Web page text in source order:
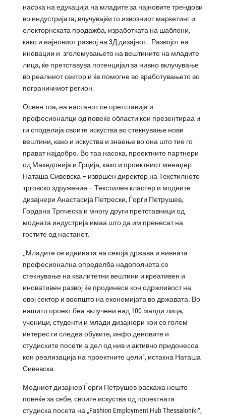
насока на едукација на младите за најновите трендови
во индустријата, влучувајќи го извозниот маркетинг и
електорнската продажба, изработката на шаблони,
како и најновиот развој на 3Д дизајнот. Развојот на
иновации и зголемувањето на вештините на младите
лица, ќе претставува потенцијал за нивно вклучување
во реалниот сектор и ќе помогне во вработувањето во
пограничниот регион.
Освен тоа, на настанот се претставија и
професионалци од повеќе области кои презентираа и
ги споделија своите искуства во стекнување нови
вештини, како и искуства и знаење во она што тие го
прават најдобро. Во таа насока, проектните партнери
од Македонија и Грција, како и проектниот менаџер
Наташа Сивевска – извршен директор на Текстилното
трговско здружение – Текстилен кластер и модните
дизајнери Анастасија Петрески, Ѓорѓи Петрушев,
Гордана Трпческа и многу други претставници од
модната индустрија имаа што да им пренесат на
гостите од настанот.
‚‚Младите се иднината на секоја држава и нивната
професионална определба надополнета со
стекнување на квалитетни вештини и креативен и
иновативен развој ќе продинесе кон одржливост на
овој сектор и воопшто на економијата во државата. Во
нашито проект беа вклучени над 100 малди лица,
ученици, студенти и млади дизајнери кои со голем
интерес ги следеа обуките, инфо деновите и
студиските посети а дел од нив и активно придонесоа
кон реализација на проектните цели”, истакна Наташа
Сивевска.
Модниот дизајнер Ѓорѓи Петрушев раскажа нешто
повеќе за себе, своите искуства од проектната
студиска посета на „Fashion Employment Hub Thessaloniki“,